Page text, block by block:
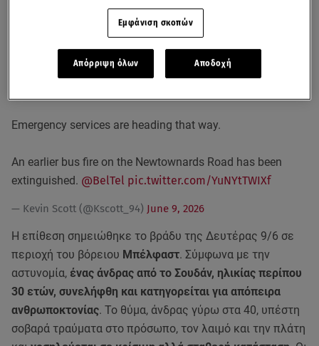
οχημάτων, καθώς και συγκρούσεις με τις αστυνομικές
Further update from police sources, a property has been
Emergency services are heading that way.
An earlier bus fire on the Newtownards Road has been
extinguished. @BelTel pic.twitter.com/YuNYtTWIXf
— Kevin Scott (@Kscott_94) June 9, 2026
Η επίθεση σημειώθηκε το βράδυ της Δευτέρας 9/6 σε
περιοχή του βόρειου Μπέλφαστ. Σύμφωνα με την
αστυνομία, ένας άνδρας από το Σουδάν, ηλικίας περίπου
30 ετών, συνελήφθη και κατηγορείται για απόπειρα
ανθρωποκτονίας. Το θύμα, άνδρας γύρω στα 40, υπέστη
σοβαρά τραύματα στο πρόσωπο, τον λαιμό και την πλάτη
Εμφάνιση σκοπών
Απόρριψη όλων Αποδοχή